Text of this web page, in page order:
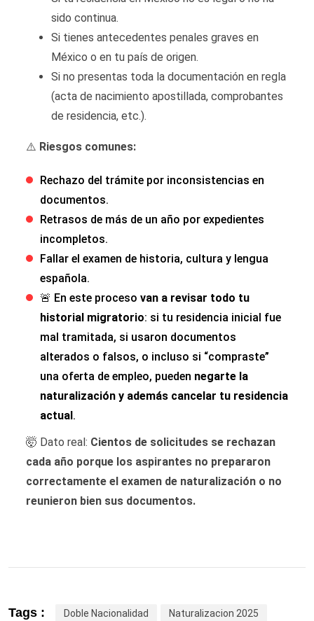
sido continua.
Si tienes antecedentes penales graves en
México o en tu país de origen.
Si no presentas toda la documentación en regla
(acta de nacimiento apostillada, comprobantes
de residencia, etc.).
⚠️ Riesgos comunes:
Rechazo del trámite por inconsistencias en
documentos.
Retrasos de más de un año por expedientes
incompletos.
Fallar el examen de historia, cultura y lengua
española.
🚨 En este proceso van a revisar todo tu
historial migratorio: si tu residencia inicial fue
mal tramitada, si usaron documentos
alterados o falsos, o incluso si “compraste”
una oferta de empleo, pueden negarte la
naturalización y además cancelar tu residencia
actual.
🤯 Dato real: Cientos de solicitudes se rechazan
cada año porque los aspirantes no prepararon
correctamente el examen de naturalización o no
reunieron bien sus documentos.
Tags : Doble Nacionalidad Naturalizacion 2025